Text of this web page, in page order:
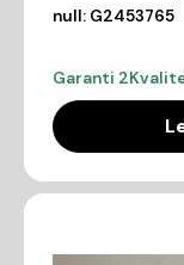
null: G2453765
Garanti 2